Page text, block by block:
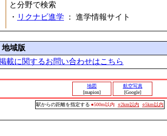
と分野で検索
・ リクナビ進学 ： 進学情報サイト
地域版
載に関するお問い合わせはこちら
地図
[mapion]
航空写真
[Google]
駅からの距離を指定する ●500m以内 ○2km以内 ○5km以内